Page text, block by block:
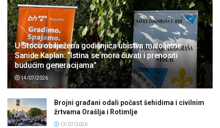
U Stocu obilježena godišnjica ubistva maloljetne
Sanide Kaplan: “Istina se mora čuvati i prenositi
budućim generacijama”
14/07/2026
Brojni građani odali počast šehidima i civilnim
žrtvama Orašlja i Rotimlje
13/07/2026